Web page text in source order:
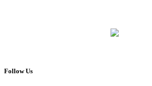
Follow Us